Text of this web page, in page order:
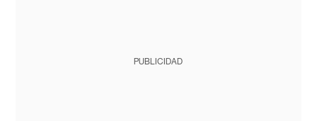
PUBLICIDAD